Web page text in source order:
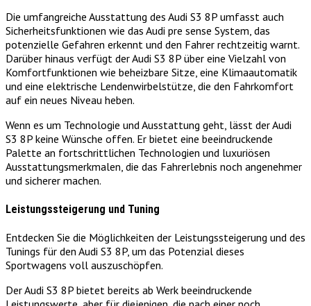
Die umfangreiche Ausstattung des Audi S3 8P umfasst auch
Sicherheitsfunktionen wie das Audi pre sense System, das
potenzielle Gefahren erkennt und den Fahrer rechtzeitig warnt.
Darüber hinaus verfügt der Audi S3 8P über eine Vielzahl von
Komfortfunktionen wie beheizbare Sitze, eine Klimaautomatik
und eine elektrische Lendenwirbelstütze, die den Fahrkomfort
auf ein neues Niveau heben.
Wenn es um Technologie und Ausstattung geht, lässt der Audi
S3 8P keine Wünsche offen. Er bietet eine beeindruckende
Palette an fortschrittlichen Technologien und luxuriösen
Ausstattungsmerkmalen, die das Fahrerlebnis noch angenehmer
und sicherer machen.
Leistungssteigerung und Tuning
Entdecken Sie die Möglichkeiten der Leistungssteigerung und des
Tunings für den Audi S3 8P, um das Potenzial dieses
Sportwagens voll auszuschöpfen.
Der Audi S3 8P bietet bereits ab Werk beeindruckende